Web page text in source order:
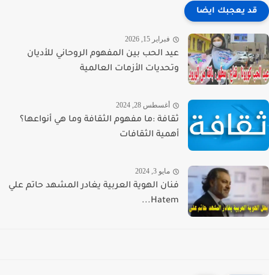
قد يعجبك ايضا
فبراير 15, 2026
عيد الحب بين المفهوم الروحاني للأديان
وتحديات الأزمات العالمية
أغسطس 28, 2024
ثقافة :ما مفهوم الثقافة وما هي أنواعها؟
أهمية الثقافات
مايو 3, 2024
فنان الهوية العربية يغادر المشهد حاتم علي
Hatem...